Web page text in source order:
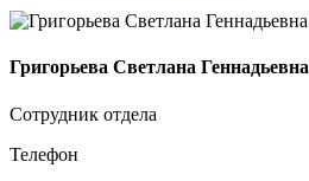
Григорьева Светлана Геннадьевна
Сотрудник отдела
Телефон